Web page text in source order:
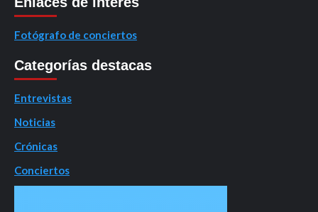
Fotógrafo de conciertos
Categorías destacas
Entrevistas
Noticias
Crónicas
Conciertos